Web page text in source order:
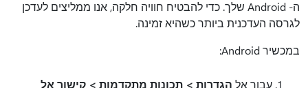
ה- Android שלך. כדי להבטיח חוויה חלקה, אנו ממליצים לעדכן
לגרסה העדכנית ביותר כשהיא זמינה.
במכשיר Android:
עבור אל הגדרות > תכונות מתקדמות > קישור אל